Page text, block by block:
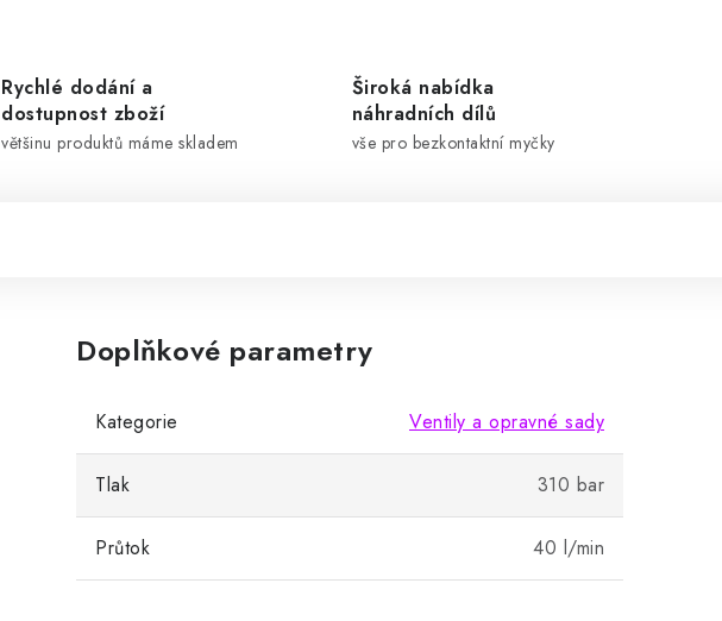
Rychlé dodání a
dostupnost zboží
většinu produktů máme skladem
Široká nabídka
náhradních dílů
vše pro bezkontaktní myčky
Doplňkové parametry
Kategorie Ventily a opravné sady
Tlak 310 bar
Průtok 40 l/min